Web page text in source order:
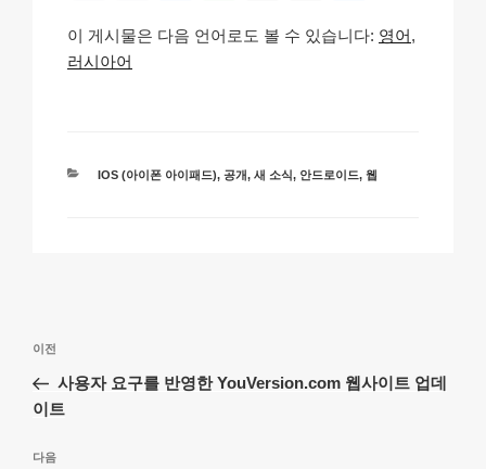
p
k
ail c
o
at
p
a
at
ar
이 게시물은 다음 언어로도 볼 수 있습니다: 영어
러시아어
카
IOS (아이폰 아이패드), 공개, 새 소식, 안드로이드, 웹
색
이
전
글
이전
사용자 요구를 반영한 YouVersion.com 웹사이트 업데
이트
다
다음